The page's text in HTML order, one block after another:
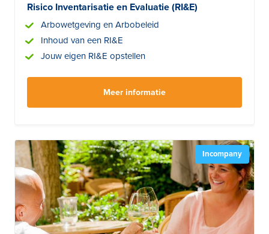
Risico Inventarisatie en Evaluatie (RI&E)
Arbowetgeving en Arbobeleid
Inhoud van een RI&E
Jouw eigen RI&E opstellen
Meer informatie
Incompany